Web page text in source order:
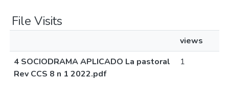
File Visits
views
4 SOCIODRAMA APLICADO La pastoral
Rev CCS 8 n 1 2022.pdf
1